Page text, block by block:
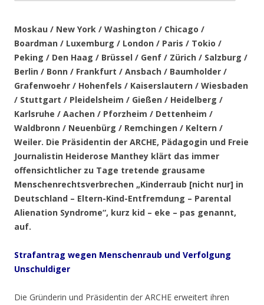
Moskau / New York / Washington / Chicago /
Boardman / Luxemburg / London / Paris / Tokio /
Peking / Den Haag / Brüssel / Genf / Zürich / Salzburg /
Berlin / Bonn / Frankfurt / Ansbach / Baumholder /
Grafenwoehr / Hohenfels / Kaiserslautern / Wiesbaden
/ Stuttgart / Pleidelsheim / Gießen / Heidelberg /
Karlsruhe / Aachen / Pforzheim / Dettenheim /
Waldbronn / Neuenbürg / Remchingen / Keltern /
Weiler. Die Präsidentin der ARCHE, Pädagogin und Freie
Journalistin Heiderose Manthey klärt das immer
offensichtlicher zu Tage tretende grausame
Menschenrechtsverbrechen „Kinderraub [nicht nur] in
Deutschland – Eltern-Kind-Entfremdung – Parental
Alienation Syndrome“, kurz kid – eke – pas genannt,
auf.
Strafantrag wegen Menschenraub und Verfolgung
Unschuldiger
Die Gründerin und Präsidentin der ARCHE erweitert ihren